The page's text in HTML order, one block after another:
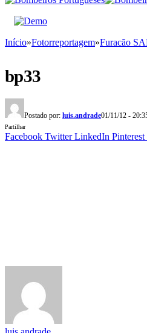
Início»Fotorreportagem»Furacão
bp33
Postado por: luis.andrade01/11/12 -
Partilhar
Facebook Twitter LinkedIn Pinterest